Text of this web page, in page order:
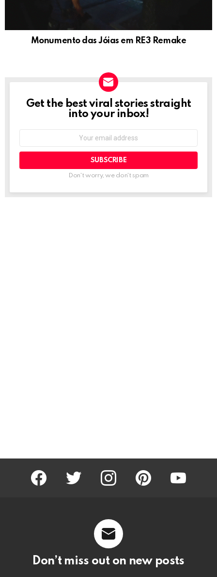
Monumento das Jóias em RE3 Remake
NEWSLETTER
Get the best viral stories straight
into your inbox!
Don't worry, we don't spam
facebook twitter instagram pinterest youtube
Don’t miss out on new posts